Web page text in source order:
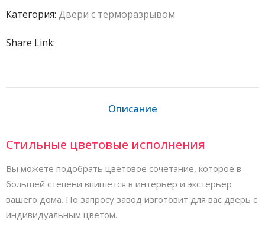
Категория: Двери с терморазрывом
Share Link:
Описание
Стильные цветовые исполнения
Вы можете подобрать цветовое сочетание, которое в
большей степени впишется в интерьер и экстерьер
вашего дома. По запросу завод изготовит для вас дверь с
индивидуальным цветом.